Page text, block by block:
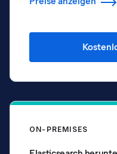
ON-PREMISES